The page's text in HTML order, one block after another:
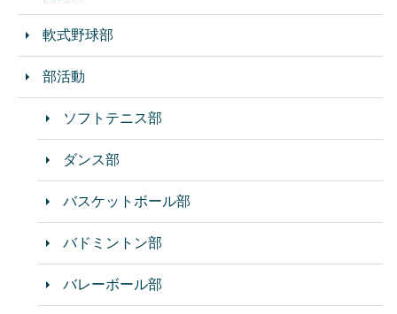
軟式野球部
部活動
ソフトテニス部
ダンス部
バスケットボール部
バドミントン部
バレーボール部